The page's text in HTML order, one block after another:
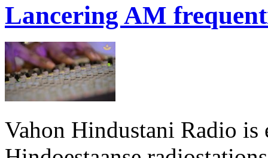
Lancering AM
Vahon Hindustani Radio is